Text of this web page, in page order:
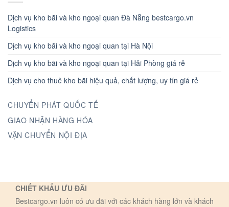
Dịch vụ kho bãi và kho ngoại quan Đà Nẵng bestcargo.vn
Logistics
Dịch vụ kho bãi và kho ngoại quan tại Hà Nội
Dịch vụ kho bãi và kho ngoại quan tại Hải Phòng giá rẻ
Dịch vụ cho thuê kho bãi hiệu quả, chất lượng, uy tín giá rẻ
CHUYỂN PHÁT QUỐC TẾ
GIAO NHẬN HÀNG HÓA
VẬN CHUYỂN NỘI ĐỊA
CHIẾT KHẤU ƯU ĐÃI
Bestcargo.vn luôn có ưu đãi với các khách hàng lớn và khách